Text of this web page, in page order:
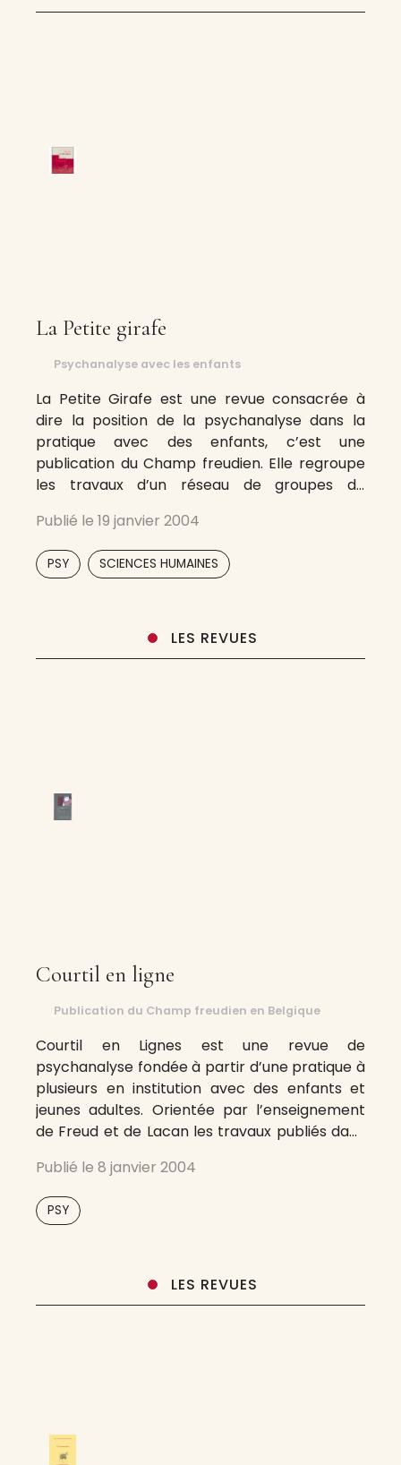
La Petite girafe
Psychanalyse avec les enfants
La Petite Girafe est une revue consacrée à
dire la position de la psychanalyse dans la
pratique avec des enfants, c’est une
publication du Champ freudien. Elle regroupe
les travaux d’un réseau de groupes de
Europe) composés de psychanalystes,
psychiatres, psychologues, éducateurs,
orthophonistes, psychomotriciens, qui
Publié le 19 janvier 2004
PSY SCIENCES HUMAINES
LES REVUES
Courtil en ligne
Publication du Champ freudien en Belgique
Courtil en Lignes est une revue de
psychanalyse fondée à partir d’une pratique à
plusieurs en institution avec des enfants et
jeunes adultes. Orientée par l’enseignement
de Freud et de Lacan les travaux publiés dans
champ clinique de la pratique en institution
mais plus largement les questions que permet
Publié le 8 janvier 2004
PSY
LES REVUES